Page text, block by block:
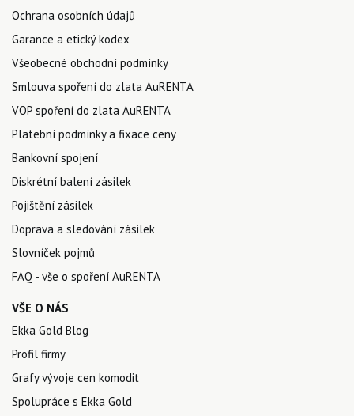
Ochrana osobních údajů
Garance a etický kodex
Všeobecné obchodní podmínky
Smlouva spoření do zlata AuRENTA
VOP spoření do zlata AuRENTA
Platební podmínky a fixace ceny
Bankovní spojení
Diskrétní balení zásilek
Pojištění zásilek
Doprava a sledování zásilek
Slovníček pojmů
FAQ - vše o spoření AuRENTA
VŠE O NÁS
Ekka Gold Blog
Profil firmy
Grafy vývoje cen komodit
Spolupráce s Ekka Gold